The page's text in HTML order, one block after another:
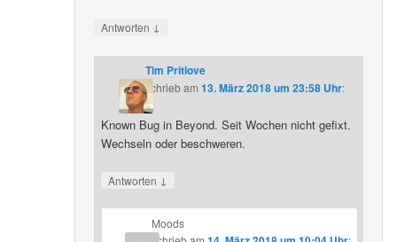
Antworten ↓
Tim Pritlove
schriebam 13. März 2018 um 23:58 Uhr:
Known Bug in Beyond. Seit Wochen nicht gefixt.
Wechseln oder beschweren.
Antworten ↓
Moods